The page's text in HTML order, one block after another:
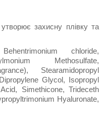
захисну плівку та
chloride,
Methosulfate,
Stearamidopropyl
Glycol, Isopropyl
Simethicone, Trideceth
Hyaluronate,